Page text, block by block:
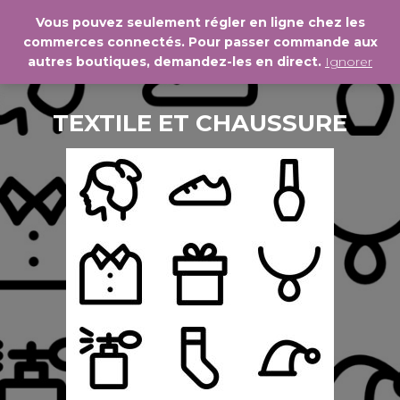
LA
TEXTILE ET CHAUSSURE
Vous pouvez seulement régler en ligne chez les
commerces connectés. Pour passer commande aux
autres boutiques, demandez-les en direct. Ignorer